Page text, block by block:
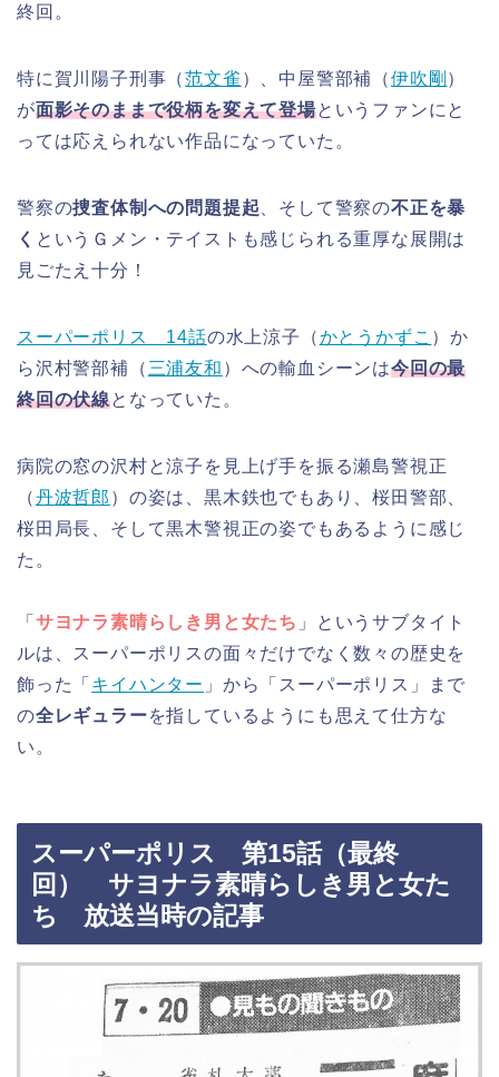
終回。
特に賀川陽子刑事（范文雀 ）、中屋警部補（伊吹剛 ）
が面影そのままで役柄を変えて登場というファンにと
っては応えられない作品になっていた。
警察の捜査体制への問題提起 、そして警察の不正を暴
く というＧメン・テイストも感じられる重厚な展開は
見ごたえ十分！
スーパーポリス 14話の水上涼子（かとうかずこ ）か
ら沢村警部補（ 三浦友和 ）への輸血シーンは今回の最
終回の伏線となっていた。
病院の窓の沢村と涼子を見上げ手を振る瀬島警視正
（丹波哲郎 ）の姿は、黒木鉄也でもあり、桜田警部、
桜田局長、そして黒木警視正の姿でもあるように感じ
た。
「 サヨナラ素晴らしき男と女たち 」というサブタイト
ルは、スーパーポリスの面々だけでなく数々の歴史を
飾った「 キイハンター 」から「スーパーポリス」まで
の全レギュラーを指しているようにも思えて仕方な
い。
スーパーポリス 第15話（最終
回） サヨナラ素晴らしき男と女た
ち 放送当時の記事